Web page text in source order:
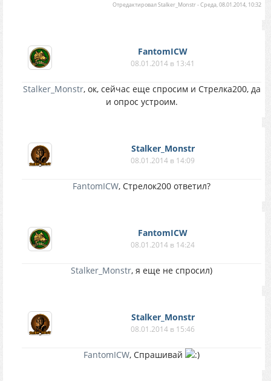
ОтредактировалStalker_Monstr-Среда, 08.01.2014, 10:32
FantomICW
08.01.2014 в 13:41
Stalker_Monstr, ок, сейчас еще спросим и Стрелка200, да
и опрос устроим.
Stalker_Monstr
08.01.2014 в 14:09
FantomICW, Cтрелок200 ответил?
FantomICW
08.01.2014 в 14:24
Stalker_Monstr, я еще не спросил)
Stalker_Monstr
08.01.2014 в 15:46
FantomICW, Спрашивай